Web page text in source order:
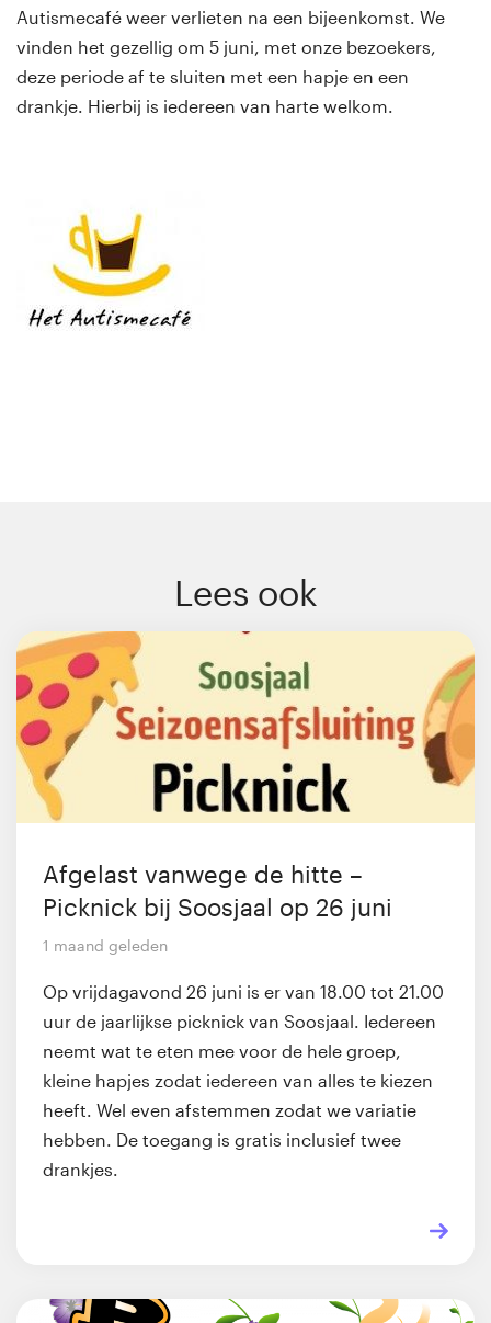
Autismecafé weer verlieten na een bijeenkomst. We
vinden het gezellig om 5 juni, met onze bezoekers,
deze periode af te sluiten met een hapje en een
drankje. Hierbij is iedereen van harte welkom.
Lees ook
Afgelast vanwege de hitte –
Picknick bij Soosjaal op 26 juni
1 maand geleden
Op vrijdagavond 26 juni is er van 18.00 tot 21.00
uur de jaarlijkse picknick van Soosjaal. Iedereen
neemt wat te eten mee voor de hele groep,
kleine hapjes zodat iedereen van alles te kiezen
heeft. Wel even afstemmen zodat we variatie
hebben. De toegang is gratis inclusief twee
drankjes.